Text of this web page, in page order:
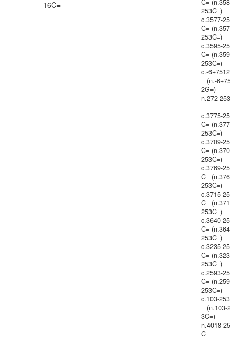
16C=
C=
253C=)
c.3577-
C=
253C=)
c.3595-
C=
253C=)
c.-
= (n.-
2G=)
n.272-
=
c.3775-
C=
253C=)
c.3709-
C=
253C=)
c.3769-
C=
253C=)
c.3715-
C=
253C=)
c.3640-
C=
253C=)
c.3235-
C=
253C=)
c.2593-
C=
253C=)
c.103-
= (n.103-
3C=)
n.4018-
C=